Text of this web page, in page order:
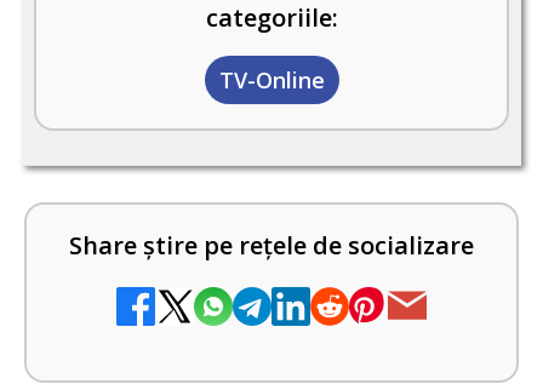
categoriile:
TV-Online
Share știre pe rețele de socializare